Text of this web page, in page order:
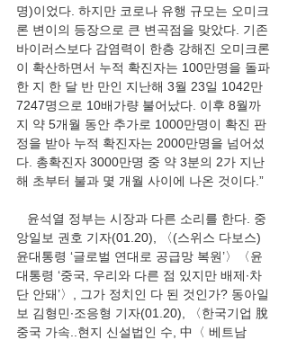
명)이었다. 하지만 코로나 유행 규모는 오미크
론 변이의 등장으로 큰 변곡점을 맞았다. 기존
바이러스보다 감염력이 한층 강해진 오미크론
이 확산하면서 누적 확진자는 100만명을 돌파
한 지 한 달 반 만인 지난해 3월 23일 1042만
7247명으로 10배가량 불어났다. 이후 8월까
지 약 5개월 동안 추가로 1000만명이 확진 판
정을 받아 누적 확진자는 2000만명을 넘어섰
다. 총확진자 3000만명 중 약 3분의 2가 지난
해 초부터 불과 몇 개월 사이에 나온 것이다.”
앙일보 권호 기자(01.20), 〈(스위스 다보스)
윤대통령 ‘글로벌 연대로 공급망 복원’〉〈윤
대통령 ‘중국, 우리와 다른 점 있지만 배제∙차
단 안돼’〉, 그가 정치인 다 된 것인가? 동아일
보 김형민∙조응형 기자(01.20), 〈한국기업 脫
중국 가속..현지 신설법인 수, 中〈 베트남